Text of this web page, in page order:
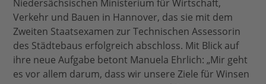
Niedersächsischen Ministerium für Wirtschaft,
Verkehr und Bauen in Hannover, das sie mit dem
Zweiten Staatsexamen zur Technischen Assessorin
des Städtebaus erfolgreich abschloss. Mit Blick auf
ihre neue Aufgabe betont Manuela Ehrlich: „Mir geht
es vor allem darum, dass wir unsere Ziele für Winsen